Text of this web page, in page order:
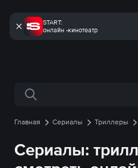
START:
онлайн -кинотеатр
Поиск по сайту
Главная Сериалы Триллеры
Сериалы: